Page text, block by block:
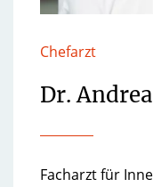
Chefarzt
Dr.
Facharzt für